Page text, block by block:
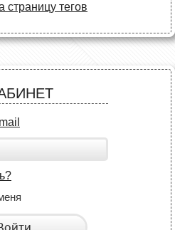
страницу тегов